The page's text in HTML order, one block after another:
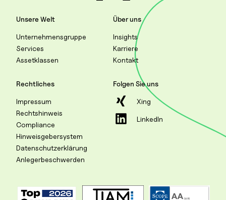
Unsere Welt
Unternehmensgruppe
Services
Assetklassen
Über uns
Insights
Karriere
Kontakt
Rechtliches
Impressum
Rechtshinweis
Compliance
Hinweisgebersystem
Datenschutzerklärung
Anlegerbeschwerden
Folgen Sie uns
Xing
LinkedIn